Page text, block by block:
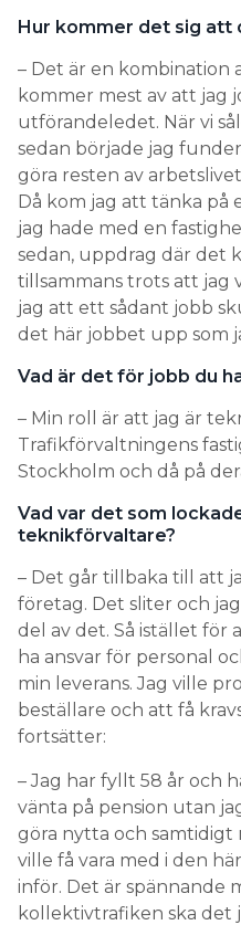
Hur kommer det sig att
– Det är en kombination
kommer mest av att jag
utförandeledet. När vi
sedan började jag
göra resten av
Då kom jag att tänka på
jag hade med en
sedan, uppdrag där det
tillsammans trots att jag
jag att ett sådant jobb
det här jobbet upp som
Vad är det för jobb du
– Min roll är att jag är
Trafikförvaltningens
Stockholm och då på
Vad var det som
teknikförvaltare?
– Det går tillbaka till att
företag. Det sliter och
del av det. Så istället för
ha ansvar för personal
min leverans. Jag ville
beställare och att få
fortsätter:
– Jag har fyllt 58 år och
vänta på pension utan
göra nytta och samtidigt
ville få vara med i den
inför. Det är spännande
kollektivtrafiken ska det